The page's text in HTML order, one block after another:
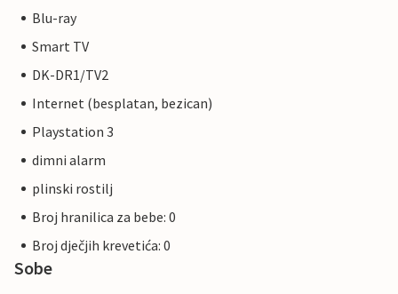
Blu-ray
Smart TV
DK-DR1/TV2
Internet (besplatan, bezican)
Playstation 3
dimni alarm
plinski rostilj
Broj hranilica za bebe: 0
Broj dječjih krevetića: 0
Sobe